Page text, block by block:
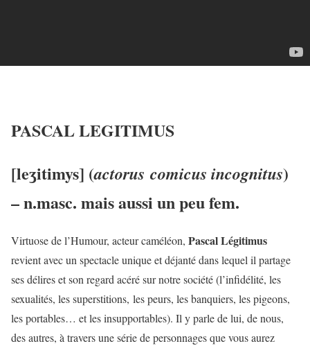
PASCAL LEGITIMUS
[leʒitimys] (actorus comicus incognitus)
– n.masc. mais aussi un peu fem.
Virtuose de l’Humour, acteur caméléon, Pascal Légitimus
revient avec un spectacle unique et déjanté dans lequel il partage
ses délires et son regard acéré sur notre société (l’infidélité, les
sexualités, les superstitions, les peurs, les banquiers, les pigeons,
les portables… et les insupportables). Il y parle de lui, de nous,
des autres, à travers une série de personnages que vous aurez